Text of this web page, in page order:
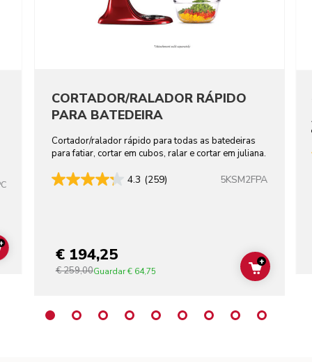
ADD TO CART
CORTADOR/RALADOR RÁPIDO
PARA BATEDEIRA
Cortador/ralador rápido para todas as batedeiras
para fatiar, cortar em cubos, ralar e cortar em juliana.
4.3 (259) 5KSM2FPA
€ 194,25
€ 259,00Guardar€ 64,75 ADD TO
+